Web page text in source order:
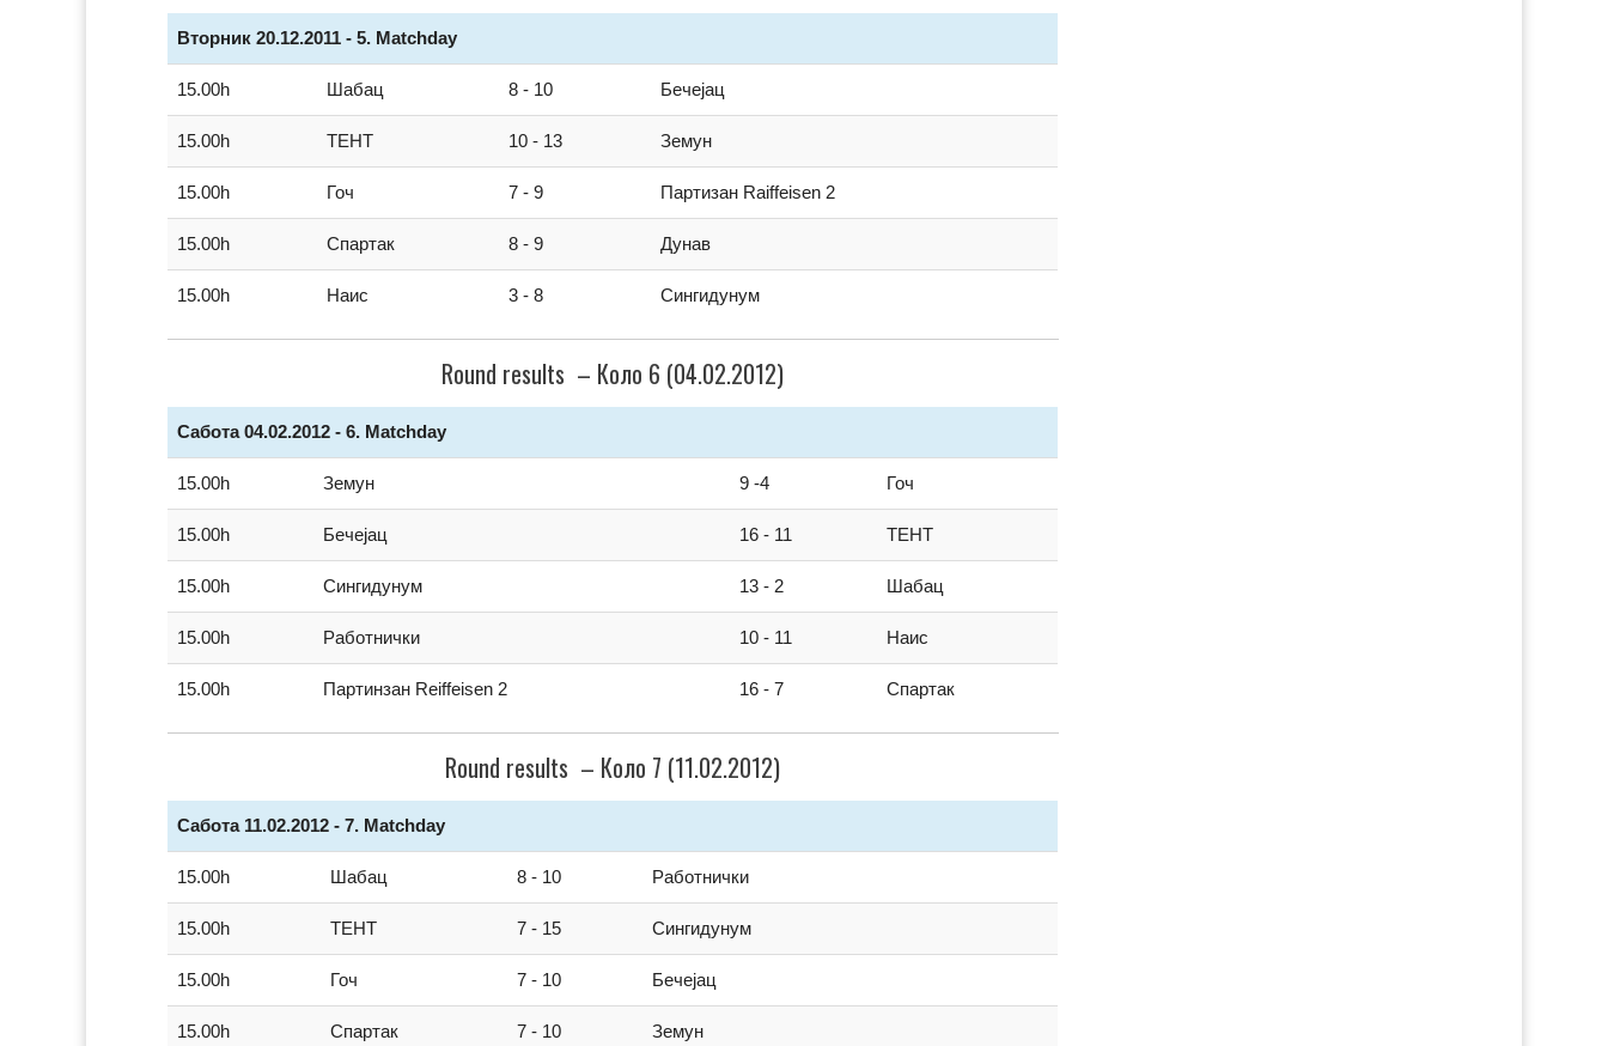
Вторник 20.12.2011 - 5. Matchday
15.00h Шабац 8 - 10 Бечејац
15.00h ТЕНТ 10 - 13 Земун
15.00h Гоч 7 - 9 Партизан Raiffeisen 2
15.00h Спартак 8 - 9 Дунав
15.00h Наис 3 - 8 Сингидунум
Round results – Коло 6 (04.02.2012)
Сабота 04.02.2012 - 6. Matchday
15.00h Земун 9 -4 Гоч
15.00h Бечејац 16 - 11 ТЕНТ
15.00h Сингидунум 13 - 2 Шабац
15.00h Работнички 10 - 11 Наис
15.00h Партинзан Reiffeisen 2 16 - 7 Спартак
Round results – Коло 7 (11.02.2012)
Сабота 11.02.2012 - 7. Matchday
15.00h Шабац 8 - 10 Работнички
15.00h ТЕНТ 7 - 15 Сингидунум
15.00h Гоч 7 - 10 Бечејац
15.00h Спартак 7 - 10 Земун